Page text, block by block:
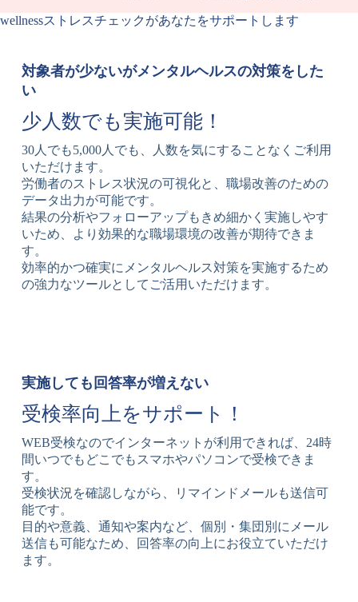
wellnessストレスチェックがあなたをサポートします
対象者が少ないがメンタルヘルスの対策をした
い
少人数でも実施可能！
30人でも5,000人でも、人数を気にすることなくご利用
いただけます。
労働者のストレス状況の可視化と、職場改善のための
データ出力が可能です。
結果の分析やフォローアップもきめ細かく実施しやす
いため、より効果的な職場環境の改善が期待できま
す。
効率的かつ確実にメンタルヘルス対策を実施するため
の強力なツールとしてご活用いただけます。
実施しても回答率が増えない
受検率向上をサポート！
WEB受検なのでインターネットが利用できれば、24時
間いつでもどこでもスマホやパソコンで受検できま
す。
受検状況を確認しながら、リマインドメールも送信可
能です。
目的や意義、通知や案内など、個別・集団別にメール
送信も可能なため、回答率の向上にお役立ていただけ
ます。